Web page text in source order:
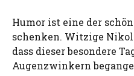
Humor ist eine der
schenken. Witzige
dass dieser besondere
Augenzwinkern